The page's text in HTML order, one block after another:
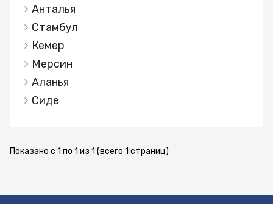
ведущим разработчиком в Бодруме, состоит из
30 объектов недвижимости - десяти квартир с
вариантами 3 + 1 и двадцати квартир с 2 + 1.
Резиденции с тремя спальнями находятся на
садовом этаже зданий, а апартаменты с двумя
спальнями расположены на нижнем этаже или
верхних этажах участка. Социальные объекты
используются все доступное пространство.
Анталья
Стамбул
Кемер
Мерсин
Аланья
Сиде
Показано с 1 по 1 из 1 (всего 1 страниц)